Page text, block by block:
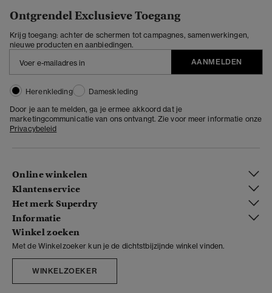
Ontgrendel Exclusieve Toegang
Krijg toegang: achter de schermen tot campagnes, samenwerkingen,
nieuwe producten en aanbiedingen.
AANMELDEN
Herenkleding
Dameskleding
Door je aan te melden, ga je ermee akkoord dat je
marketingcommunicatie van ons ontvangt. Zie voor meer informatie onze
Privacybeleid
Online winkelen
Klantenservice
Het merk Superdry
Informatie
Winkel zoeken
Met de Winkelzoeker kun je de dichtstbijzijnde winkel vinden.
WINKELZOEKER